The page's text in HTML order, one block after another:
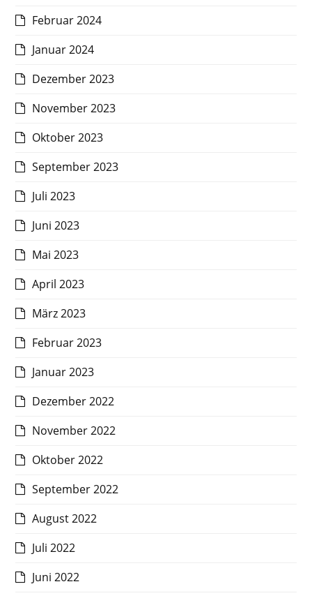
Februar 2024
Januar 2024
Dezember 2023
November 2023
Oktober 2023
September 2023
Juli 2023
Juni 2023
Mai 2023
April 2023
März 2023
Februar 2023
Januar 2023
Dezember 2022
November 2022
Oktober 2022
September 2022
August 2022
Juli 2022
Juni 2022